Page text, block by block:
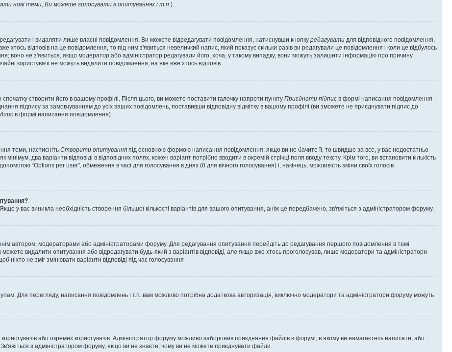
нові теми, Ви можете голосувати в опитуваннях і т.п.).
і видаляти лише власні повідомлення. Ви можете відредагувати повідомлення, натиснувши кнопку редагувати для відповідного повідомлення,
відповів на це повідомлення, то під ним з'явиться невеличкий напис, який показує скільки разів ви редагували це повідомлення і коли це відбулось
воно не з'явиться, якщо модератор або адміністратор редагували його, хоча, у такому випадку, вони можуть залишити інформацію про причину
користувачі не можуть видалити повідомлення, на яке вже хтось відповів.
створити його в вашому профілі. Після цього, ви можете поставити галочку напроти пункту Приєднати підпис в формі написання повідомлення
підпису за замовчуванням до усіх ваших повідомлень, поставивши відповідну відмітку в вашому профілі (ви зможете не приєднувати підпис до
в формі написання повідомлення).
теми, настисніть Створити опитування під основною формою написання повідомлення; якщо ви не бачите її, то швидше за все, у вас недостатньо
два варіанти відповіді в відповідних полях, кожен варіант потрібно вводити в окремій стрічці поля вводу тексту. Крім того, ви встановити кількість
“Options per user”, обмеження в часі для голосування в днях (0 для вічного голосування) і, накінець, можливість зміни своїх голосів
у вас виникла необхідність створення більшої кількості варіантів для вашого опитування, аніж це передбачено, зв'яжіться з адміністратором форуму.
автором, модераторами або адміністраторами форуму. Для редагування опитування перейдіть до редагування першого повідомлення в темі
видалити опитування або відредагувати будь-який з варіантів відповіді, але якщо вже хтось проголосував, лише модератори та адміністратори
не зміг змінювати варіанти відповіді під час голосування
Для перегляду, написання повідомлень і т.п. вам можливо потрібна додаткова авторизація, виключно модератори та адміністратори форуму можуть
або окремих користувачів. Адміністратор форуму можливо заборонив приєднання файлів в форумі, в якому ви намагаєтесь написати, або
з адміністратором форуму, якщо ви не знаєте, чому ви не можете приєднувати файли.